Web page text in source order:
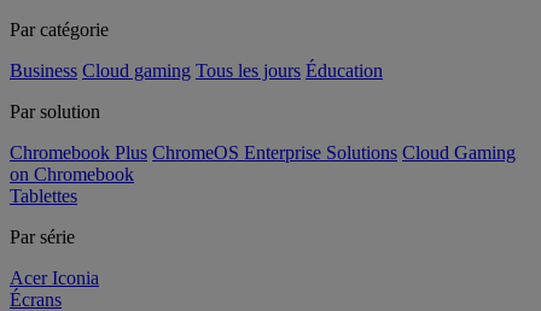
Par catégorie
Business Cloud gaming Tous les jours Éducation
Par solution
Chromebook Plus ChromeOS Enterprise Solutions Cloud Gaming
on Chromebook
Tablettes
Par série
Acer Iconia
Écrans